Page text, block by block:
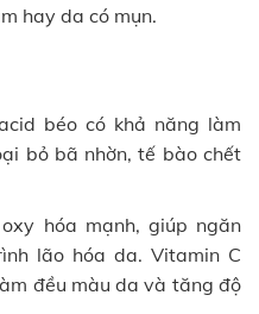
hay da có mụn.
béo có khả năng làm
bỏ bã nhờn, tế bào chết
hóa mạnh, giúp ngăn
lão hóa da. Vitamin C
đều màu da và tăng độ